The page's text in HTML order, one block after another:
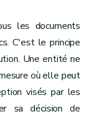
les documents
C'est le principe
Une entité ne
où elle peut
visés par les
sa décision de